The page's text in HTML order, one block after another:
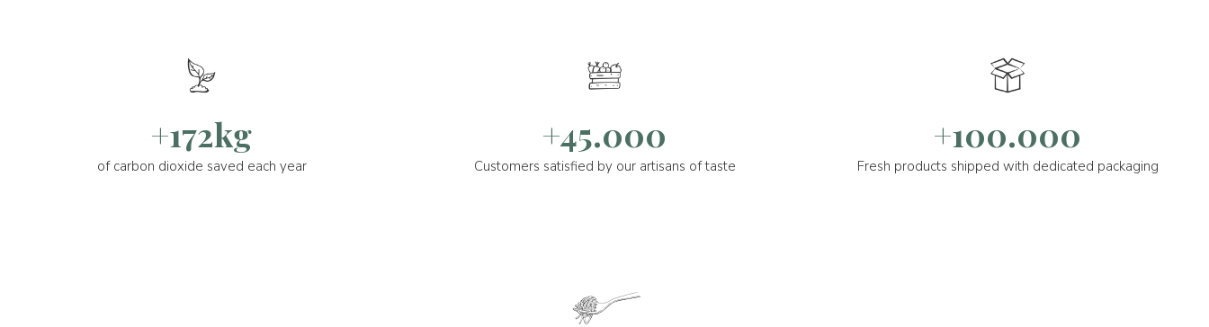
+172kg
of carbon dioxide saved each year
+45.000
Customers satisfied by our artisans of taste
+100.000
Fresh products shipped with dedicated packaging